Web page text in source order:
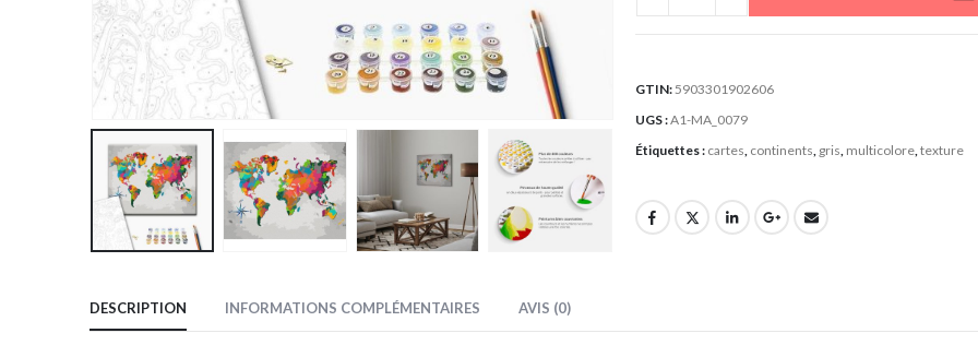
GTIN: 5903301902606
UGS :A1-MA_0079
Étiquettes : cartes continents gris multicolore, texture
DESCRIPTION INFORMATIONS COMPLÉMENTAIRES AVIS (0)